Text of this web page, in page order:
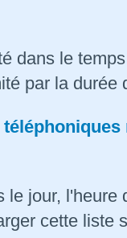
dans le
par la durée
le jour,
cette liste